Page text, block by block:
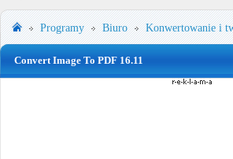
Programy Biuro Konwertowanie i
Convert Image To PDF 16.11